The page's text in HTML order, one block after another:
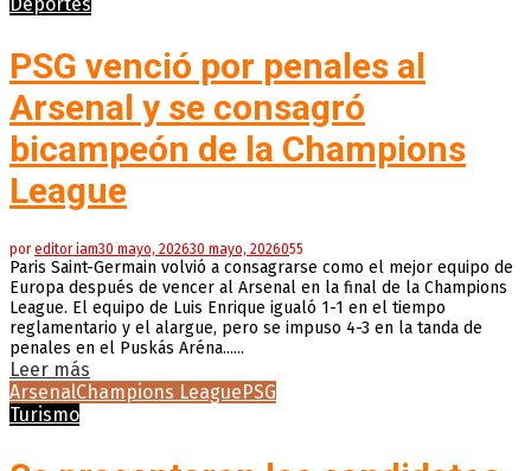
PSG venció por penales al
Arsenal y se consagró
bicampeón de la Champions
League
poreditor iam30 mayo, 202630 mayo, 2026055
Paris Saint-Germain volvió a consagrarse como el mejor equipo de
Europa después de vencer al Arsenal en la final de la Champions
League. El equipo de Luis Enrique igualó 1-1 en el tiempo
reglamentario y el alargue, pero se impuso 4-3 en la tanda de
penales en el Puskás Aréna......
Leer más
ArsenalChampions LeaguePSG
Turismo